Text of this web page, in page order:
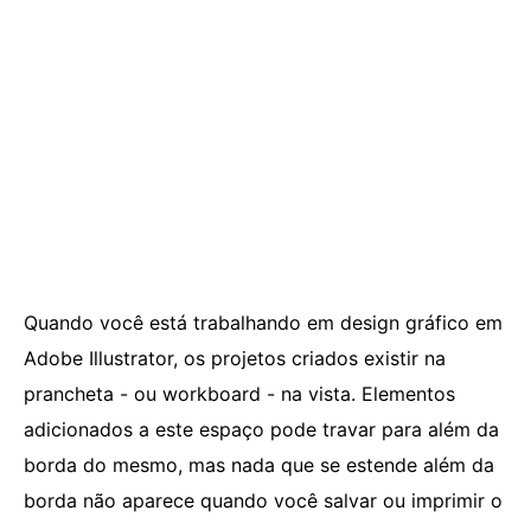
Quando você está trabalhando em design gráfico em
Adobe Illustrator, os projetos criados existir na
prancheta - ou workboard - na vista. Elementos
adicionados a este espaço pode travar para além da
borda do mesmo, mas nada que se estende além da
borda não aparece quando você salvar ou imprimir o